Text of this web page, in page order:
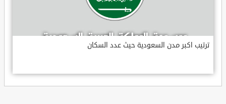
ترتيب اكبر مدن السعودية حيث عدد السكان